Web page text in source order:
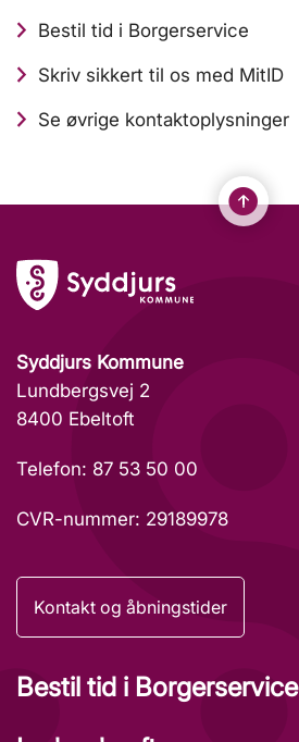
Bestil tid i Borgerservice
Skriv sikkert til os med MitID
Se øvrige kontaktoplysninger
Syddjurs Kommune
Lundbergsvej 2
8400 Ebeltoft
Telefon: 87 53 50 00
CVR-nummer: 29189978
Kontakt og åbningstider
Bestil tid i Borgerservice